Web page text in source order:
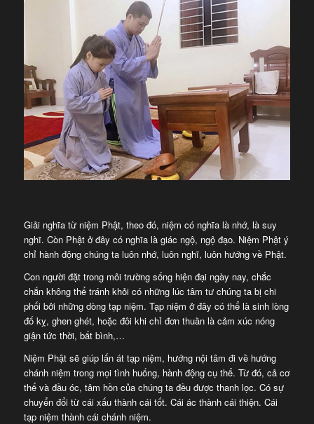
Giải nghĩa từ niệm Phật, theo đó, niệm có nghĩa là nhớ, là suy
nghĩ. Còn Phật ở đây có nghĩa là giác ngộ, ngộ đạo. Niệm Phật ý
chỉ hành động chúng ta luôn nhớ, luôn nghĩ, luôn hướng về Phật.
Con người đặt trong môi trường sống hiện đại ngày nay, chắc
chắn không thể tránh khỏi có những lúc tâm tư chúng ta bị chi
phối bởi những dòng tạp niệm. Tạp niệm ở đây có thể là sinh lòng
đố kỵ, ghen ghét, hoặc đôi khi chỉ đơn thuần là cảm xúc nóng
giận tức thời, bất bình,…
Niệm Phật sẽ giúp lấn át tạp niệm, hướng nội tâm đi về hướng
chánh niệm trong mọi tình huống, hành động cụ thể. Từ đó, cả cơ
thể và đầu óc, tâm hồn của chúng ta đều được thanh lọc. Có sự
chuyển đổi từ cái xấu thành cái tốt. Cái ác thành cái thiện. Cái
tạp niệm thành cái chánh niệm.